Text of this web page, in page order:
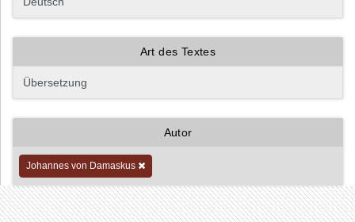
Art des Textes
Autor
Johannes von Damaskus